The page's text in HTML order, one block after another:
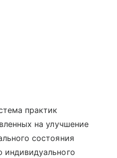
практик
на улучшение
состояния